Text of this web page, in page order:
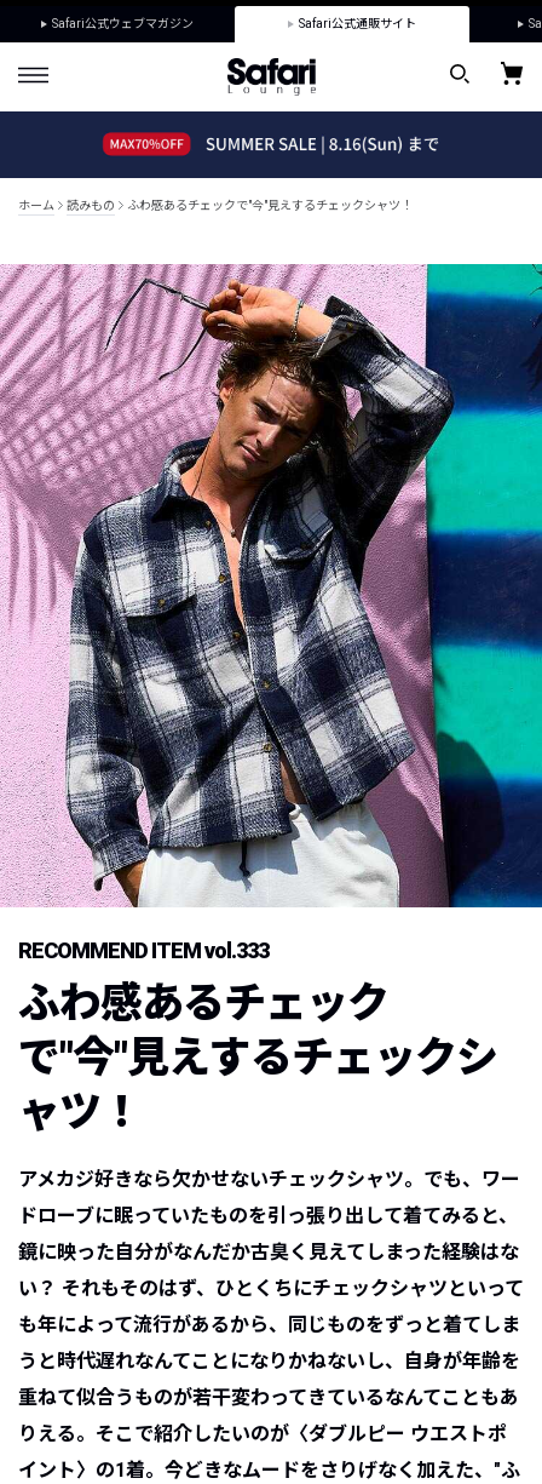
Safari公式ウェブマガジン Safari公式通販サイト
ホーム 読みもの ふわ感あるチェックで"今"見えするチェックシャツ！
RECOMMEND ITEM vol.333
ふわ感あるチェック
で"今"見えするチェックシ
ャツ！
アメカジ好きなら欠かせないチェックシャツ。でも、ワー
ドローブに眠っていたものを引っ張り出して着てみると、
鏡に映った自分がなんだか古臭く見えてしまった経験はな
い？ それもそのはず、ひとくちにチェックシャツといって
も年によって流行があるから、同じものをずっと着てしま
うと時代遅れなんてことになりかねないし、自身が年齢を
重ねて似合うものが若干変わってきているなんてこともあ
りえる。そこで紹介したいのが〈ダブルピー ウエストポ
イント〉の1着。今どきなムードをさりげなく加えた、"ふ